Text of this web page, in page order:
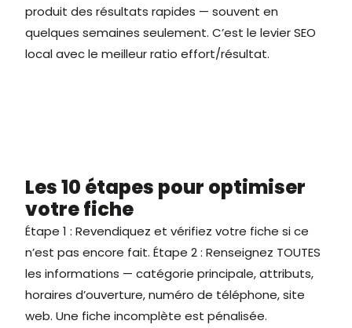
produit des résultats rapides — souvent en
quelques semaines seulement. C’est le levier SEO
local avec le meilleur ratio effort/résultat.
Les 10 étapes pour optimiser
votre fiche
Étape 1 : Revendiquez et vérifiez votre fiche si ce
n’est pas encore fait. Étape 2 : Renseignez TOUTES
les informations — catégorie principale, attributs,
horaires d’ouverture, numéro de téléphone, site
web. Une fiche incomplète est pénalisée.